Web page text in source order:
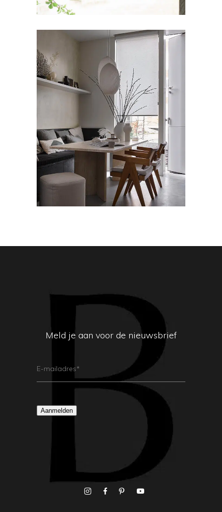
RAAMDECORATIE
Mr. Woon
Rolgordijn met
cassette
Meld je aan voor de nieuwsbrief
Mailadres
Aanmelden